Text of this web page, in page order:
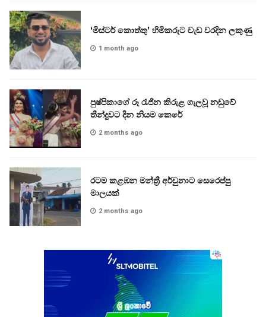
‘මිස්ටර් කොත්තු’ හිමිකරුට වැඩ වරදින ලකුණු
1 month ago
පුෂ්පිකාගේ රූ රැජින කිරුළ ගැලවූ නඩුවේ
තීන්දුවට දින නියම කෙරේ
2 months ago
රටම කළඹන මන්ත්‍රී අර්චුනාට සෙරෙප්පු
මාලයක්
2 months ago